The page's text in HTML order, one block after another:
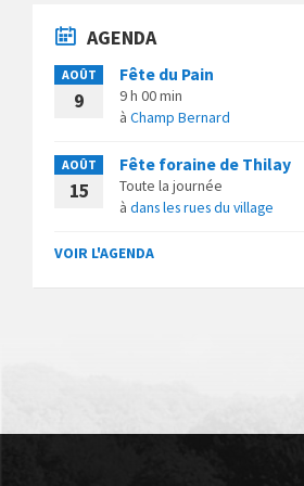
AGENDA
AOÛT
9
Fête du Pain
9 h 00 min
à Champ Bernard
AOÛT
15
Fête foraine de Thilay
Toute la journée
à dans les rues du village
VOIR L'AGENDA